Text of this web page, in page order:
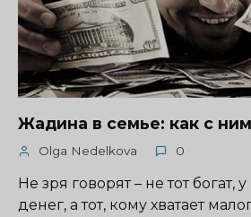
Жадина в семье: как с
Olga Nedelkova 0
Не зря говорят – не тот богат,
денег, а тот, кому хватает